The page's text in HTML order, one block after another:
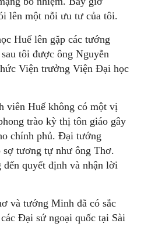
lên một nỗi ưu tư của tôi.
Huế lên gặp các tướng
tôi được ông Nguyễn
Viện trưởng Viện Đại học
viên Huế không có một vị
trào kỳ thị tôn giáo gây
chính phủ. Đại tướng
tương tự như ông Thơ.
quyết định và nhận lời
và tướng Minh đã có sắc
Đại sứ ngoại quốc tại Sài